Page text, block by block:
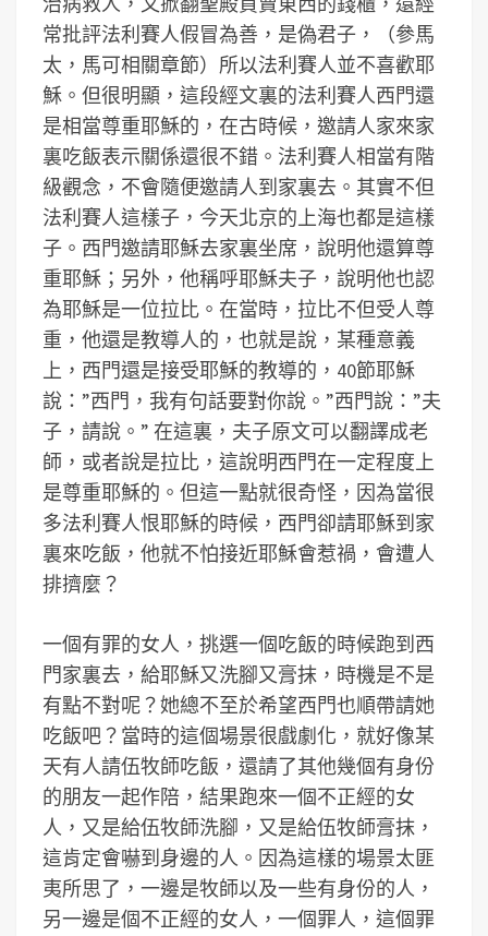
常批評法利賽人假冒為善，是偽君子，（參馬
太，馬可相關章節）所以法利賽人並不喜歡耶
穌。但很明顯，這段經文裏的法利賽人西門還
是相當尊重耶穌的，在古時候，邀請人家來家
裏吃飯表示關係還很不錯。法利賽人相當有階
級觀念，不會隨便邀請人到家裏去。其實不但
法利賽人這樣子，今天北京的上海也都是這樣
子。西門邀請耶穌去家裏坐席，說明他還算尊
重耶穌；另外，他稱呼耶穌夫子，說明他也認
為耶穌是一位拉比。在當時，拉比不但受人尊
重，他還是教導人的，也就是說，某種意義
上，西門還是接受耶穌的教導的，40節耶穌
說：”西門，我有句話要對你說。”西門說：”夫
子，請說。” 在這裏，夫子原文可以翻譯成老
師，或者說是拉比，這說明西門在一定程度上
是尊重耶穌的。但這一點就很奇怪，因為當很
多法利賽人恨耶穌的時候，西門卻請耶穌到家
裏來吃飯，他就不怕接近耶穌會惹禍，會遭人
排擠麼？
一個有罪的女人，挑選一個吃飯的時候跑到西
門家裏去，給耶穌又洗腳又膏抹，時機是不是
有點不對呢？她總不至於希望西門也順帶請她
吃飯吧？當時的這個場景很戲劇化，就好像某
天有人請伍牧師吃飯，還請了其他幾個有身份
的朋友一起作陪，結果跑來一個不正經的女
人，又是給伍牧師洗腳，又是給伍牧師膏抹，
這肯定會嚇到身邊的人。因為這樣的場景太匪
夷所思了，一邊是牧師以及一些有身份的人，
另一邊是個不正經的女人，一個罪人，這個罪